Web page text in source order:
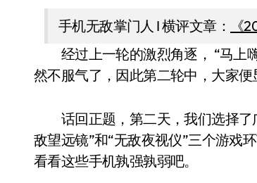
手机无敌掌门人 I 横评文章：
《
经过上一轮的激烈角逐， “马上
然不服气了，因此第二轮中，大家便
话回正题，第二天，我们选择了
敌望远镜”和“无敌夜视仪”三个游戏
看看这些手机孰强孰弱吧。